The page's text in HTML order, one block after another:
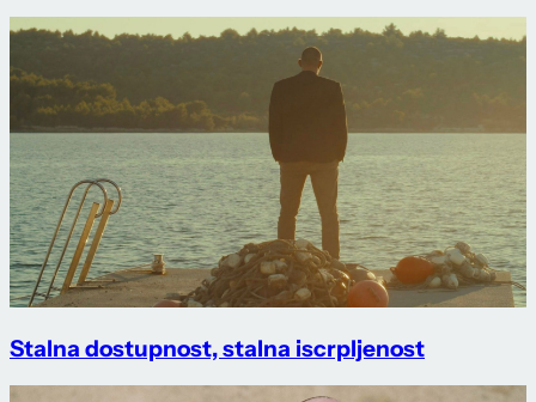
Stalna dostupnost, stalna iscrpljenost